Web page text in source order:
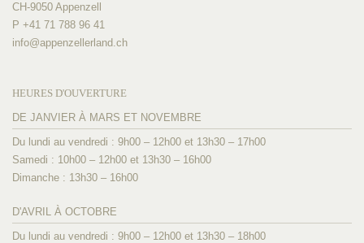
CH-9050 Appenzell
P +41 71 788 96 41
info@appenzellerland.ch
HEURES D'OUVERTURE
DE JANVIER À MARS ET NOVEMBRE
Du lundi au vendredi : 9h00 – 12h00 et 13h30 – 17h00
Samedi : 10h00 – 12h00 et 13h30 – 16h00
Dimanche : 13h30 – 16h00
D'AVRIL À OCTOBRE
Du lundi au vendredi : 9h00 – 12h00 et 13h30 – 18h00